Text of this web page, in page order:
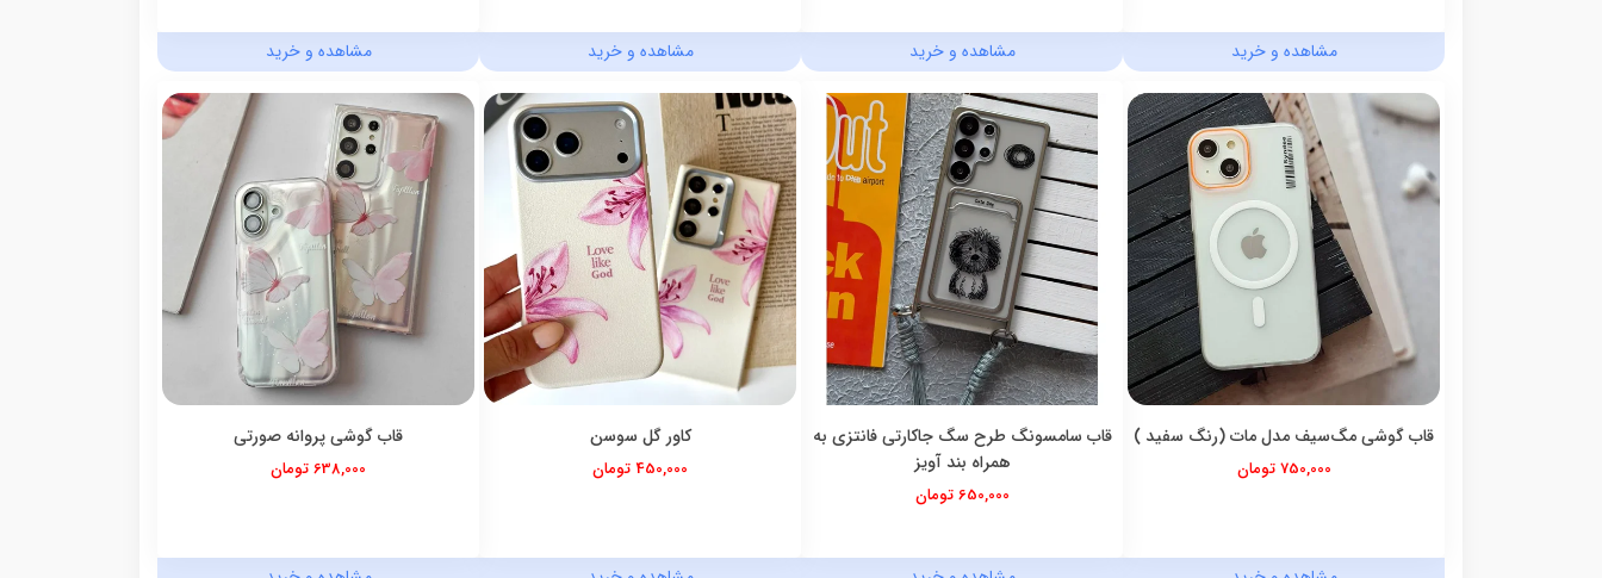
مشاهده و خرید مشاهده و خرید مشاهده و خرید مشاهده و خرید
قاب گوشی مگ‌سیف مدل مات (رنگ سفید )
750,000 تومان
قاب سامسونگ طرح سگ جاکارتی فانتزی به
همراه بند آویز
650,000 تومان
کاور گل سوسن
450,000 تومان
قاب گوشی پروانه صورتی
638,000 تومان